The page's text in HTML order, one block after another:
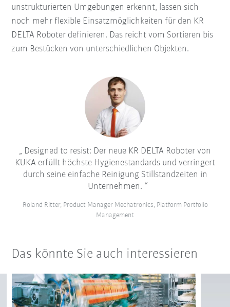
unstrukturierten Umgebungen erkennt, lassen sich
noch mehr flexible Einsatzmöglichkeiten für den KR
DELTA Roboter definieren. Das reicht vom Sortieren bis
zum Bestücken von unterschiedlichen Objekten.
Designed to resist: Der neue KR DELTA Roboter von
KUKA erfüllt höchste Hygienestandards und verringert
durch seine einfache Reinigung Stillstandzeiten in
Unternehmen.
Roland Ritter, Product Manager Mechatronics, Platform Portfolio
Management
Das könnte Sie auch interessieren